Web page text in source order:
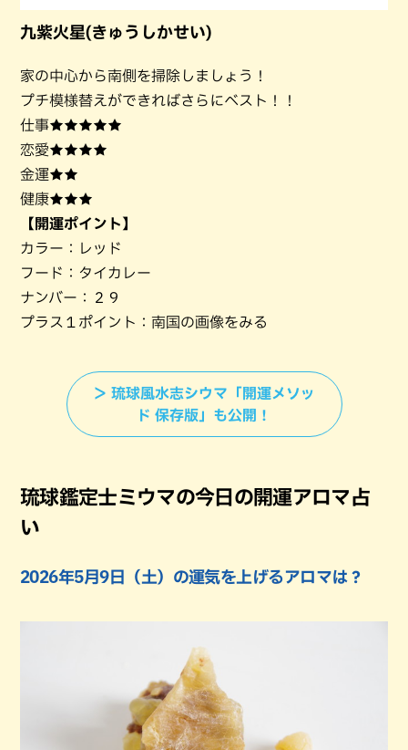
九紫火星(きゅうしかせい)
家の中心から南側を掃除しましょう！
プチ模様替えができればさらにベスト！！
仕事★★★★★
恋愛★★★★
金運★★
健康★★★
【開運ポイント】
カラー：レッド
フード：タイカレー
ナンバー：２９
プラス１ポイント：南国の画像をみる
＞ 琉球風水志シウマ「開運メソッ
ド 保存版」も公開！
琉球鑑定士ミウマの今日の開運アロマ占
い
2026年5月9日（土）の運気を上げるアロマは？